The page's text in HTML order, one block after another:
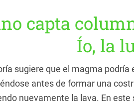
capta
Ío, la
sugiere que el magma
antes de formar una
nuevamente la lava. En